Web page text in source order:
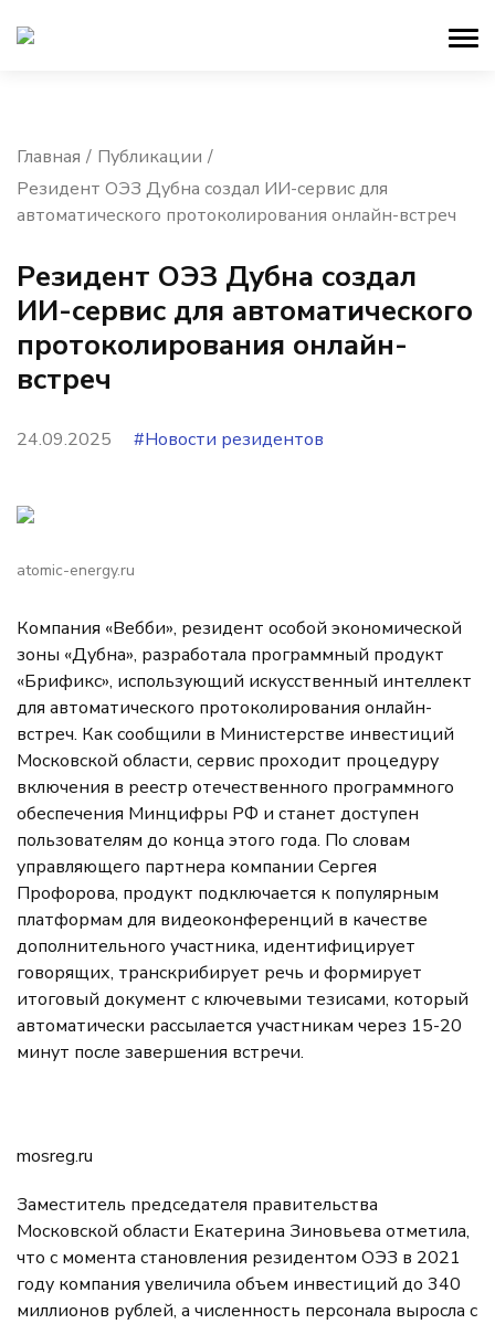
Главная
Публикации
Резидент ОЭЗ Дубна создал ИИ-сервис для
автоматического протоколирования онлайн-встреч
Резидент ОЭЗ Дубна создал
ИИ-сервис для автоматического
протоколирования онлайн-
встреч
24.09.2025 #Новости резидентов
atomic-energy.ru
Компания «Вебби», резидент особой экономической
зоны «Дубна», разработала программный продукт
«Брификс», использующий искусственный интеллект
для автоматического протоколирования онлайн-
встреч. Как сообщили в Министерстве инвестиций
Московской области, сервис проходит процедуру
включения в реестр отечественного программного
обеспечения Минцифры РФ и станет доступен
пользователям до конца этого года. По словам
управляющего партнера компании Сергея
Профорова, продукт подключается к популярным
платформам для видеоконференций в качестве
дополнительного участника, идентифицирует
говорящих, транскрибирует речь и формирует
итоговый документ с ключевыми тезисами, который
автоматически рассылается участникам через 15-20
минут после завершения встречи.
mosreg.ru
Заместитель председателя правительства
Московской области Екатерина Зиновьева отметила,
что с момента становления резидентом ОЭЗ в 2021
году компания увеличила объем инвестиций до 340
миллионов рублей, а численность персонала выросла с